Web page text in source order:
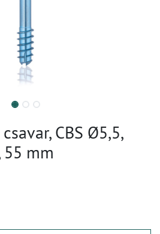
CBS Ø5,5,
mm